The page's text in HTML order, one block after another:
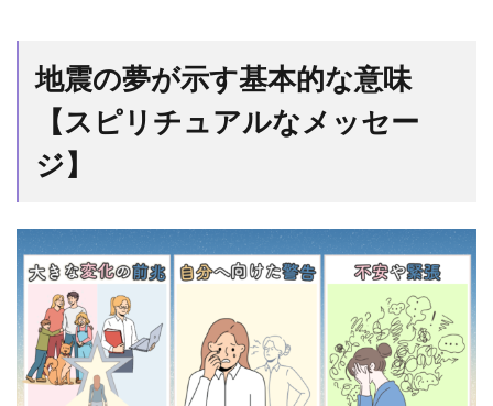
す基
本的
な意
【ス
なメ
ッセ
ー
ジ】
1.1
大き
地震の夢が示す基本的な意味
【スピリチュアルなメッセー
ジ】